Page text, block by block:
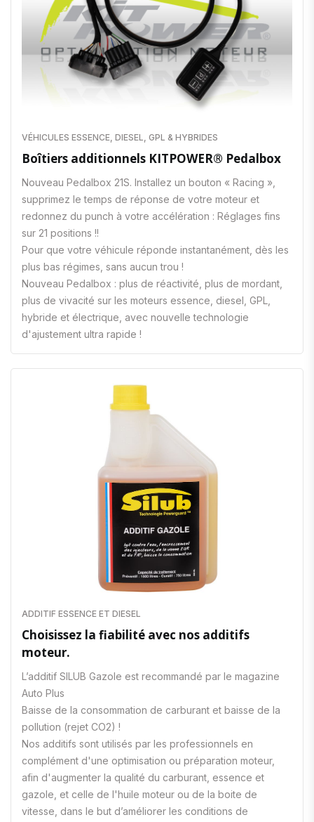
VÉHICULES ESSENCE, DIESEL, GPL & HYBRIDES
Boîtiers additionnels KITPOWER® Pedalbox
Nouveau Pedalbox 21S. Installez un bouton « Racing »,
supprimez le temps de réponse de votre moteur et
redonnez du punch à votre accélération : Réglages fins
sur 21 positions !!
Pour que votre véhicule réponde instantanément, dès les
plus bas régimes, sans aucun trou !
Nouveau Pedalbox : plus de réactivité, plus de mordant,
plus de vivacité sur les moteurs essence, diesel, GPL,
hybride et électrique, avec nouvelle technologie
d'ajustement ultra rapide !
ADDITIF ESSENCE ET DIESEL
Choisissez la fiabilité avec nos additifs
moteur.
L’additif SILUB Gazole est recommandé par le magazine
Auto Plus
Baisse de la consommation de carburant et baisse de la
pollution (rejet CO2) !
Nos additifs sont utilisés par les professionnels en
complément d'une optimisation ou préparation moteur,
afin d'augmenter la qualité du carburant, essence et
gazole, et celle de l'huile moteur ou de la boite de
vitesse, dans le but d’améliorer les conditions de